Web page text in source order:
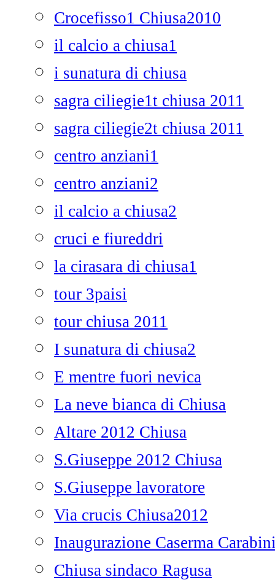
Crocefisso1 Chiusa2010
il calcio a chiusa1
i sunatura di chiusa
sagra ciliegie1t chiusa 2011
sagra ciliegie2t chiusa 2011
centro anziani1
centro anziani2
il calcio a chiusa2
cruci e fiureddri
la cirasara di chiusa1
tour 3paisi
tour chiusa 2011
I sunatura di chiusa2
E mentre fuori nevica
La neve bianca di Chiusa
Altare 2012 Chiusa
S.Giuseppe 2012 Chiusa
S.Giuseppe lavoratore
Via crucis Chiusa2012
Inaugurazione Caserma
Chiusa sindaco Ragusa